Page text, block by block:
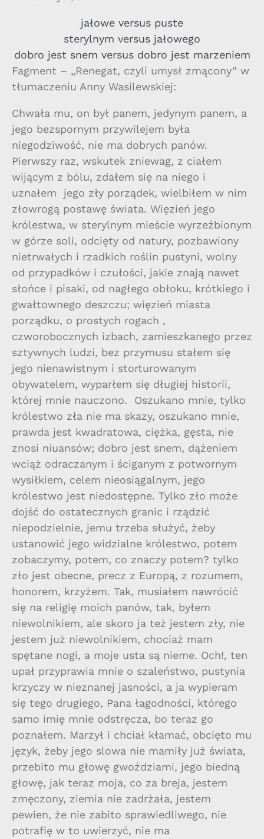
jałowe versus puste
sterylnym versus jałowego
dobro jest snem versus dobro jest marzeniem
Fagment – „Renegat, czyli umysł zmącony” w
tłumaczeniu Anny Wasilewskiej:
Chwała mu, on był panem, jedynym panem, a
jego bezspornym przywilejem była
niegodziwość, nie ma dobrych panów.
Pierwszy raz, wskutek zniewag, z ciałem
wijącym z bólu, zdałem się na niego i
uznałem jego zły porządek, wielbiłem w nim
złowrogą postawę świata. Więzień jego
królestwa, w sterylnym mieście wyrzeźbionym
w górze soli, odcięty od natury, pozbawiony
nietrwałych i rzadkich roślin pustyni, wolny
od przypadków i czułości, jakie znają nawet
słońce i pisaki, od nagłego obłoku, krótkiego i
gwałtownego deszczu; więzień miasta
porządku, o prostych rogach ,
czworobocznych izbach, zamieszkanego przez
sztywnych ludzi, bez przymusu stałem się
jego nienawistnym i storturowanym
obywatelem, wyparłem się długiej historii,
której mnie nauczono. Oszukano mnie, tylko
królestwo zła nie ma skazy, oszukano mnie,
prawda jest kwadratowa, ciężka, gęsta, nie
znosi niuansów; dobro jest snem, dążeniem
wciąż odraczanym i ściganym z potwornym
wysiłkiem, celem nieosiągalnym, jego
królestwo jest niedostępne. Tylko zło może
dojść do ostatecznych granic i rządzić
niepodzielnie, jemu trzeba służyć, żeby
ustanowić jego widzialne królestwo, potem
zobaczymy, potem, co znaczy potem? tylko
zło jest obecne, precz z Europą, z rozumem,
honorem, krzyżem. Tak, musiałem nawrócić
się na religię moich panów, tak, byłem
niewolnikiem, ale skoro ja też jestem zły, nie
jestem już niewolnikiem, chociaż mam
spętane nogi, a moje usta są nieme. Och!, ten
upał przyprawia mnie o szaleństwo, pustynia
krzyczy w nieznanej jasności, a ja wypieram
się tego drugiego, Pana łagodności, którego
samo imię mnie odstręcza, bo teraz go
poznałem. Marzył i chciał kłamać, obcięto mu
język, żeby jego slowa nie mamiły już świata,
przebito mu głowę gwoździami, jego biedną
głowę, jak teraz moja, co za breja, jestem
zmęczony, ziemia nie zadrżała, jestem
pewien, że nie zabito sprawiedliwego, nie
potrafię w to uwierzyć, nie ma